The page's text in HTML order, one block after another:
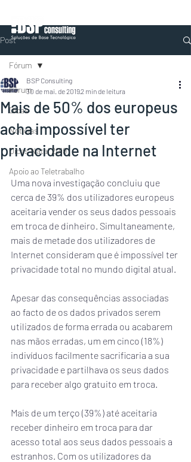
Post
Fórum
Dicas
Notícias
Dicas Natal 2019
Apoio ao Teletrabalho
Fórum
Mais de 50% dos europeus
acha impossível ter
privacidade na Internet
BSP Consulting
30 de mai. de 20192 min de leitura
Uma nova investigação concluiu que
cerca de 39% dos utilizadores europeus
aceitaria vender os seus dados pessoais
em troca de dinheiro. Simultaneamente,
mais de metade dos utilizadores de
Internet consideram que é impossível ter
privacidade total no mundo digital atual.
Apesar das consequências associadas
ao facto de os dados privados serem
utilizados de forma errada ou acabarem
nas mãos erradas, um em cinco (18%)
indivíduos facilmente sacrificaria a sua
privacidade e partilhava os seus dados
para receber algo gratuito em troca.
Mais de um terço (39%) até aceitaria
receber dinheiro em troca para dar
acesso total aos seus dados pessoais a
estranhos. Com os utilizadores da